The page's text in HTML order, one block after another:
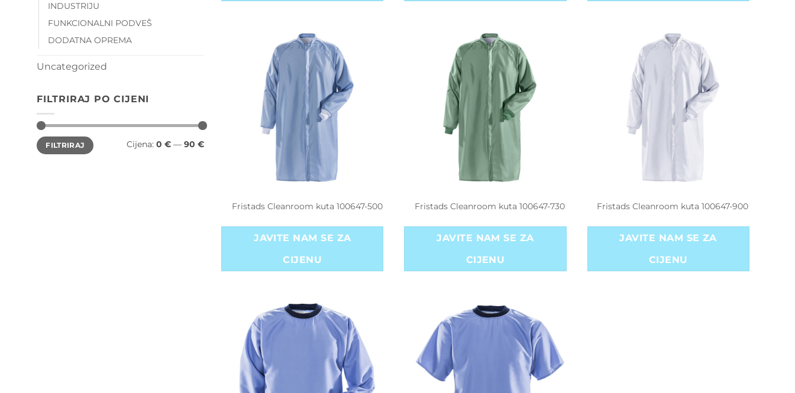
INDUSTRIJU
FUNKCIONALNI PODVEŠ
DODATNA OPREMA
Uncategorized
FILTRIRAJ PO CIJENI
Min
cijena
Maks
cijena
FILTRIRAJ Cijena: 0 €— 90 €
Fristads Cleanroom kuta 100647-500
JAVITE NAM SE ZA
CIJENU
Fristads Cleanroom kuta 100647-730
JAVITE NAM SE ZA
CIJENU
Fristads Cleanroom kuta 100647-900
JAVITE NAM SE ZA
CIJENU